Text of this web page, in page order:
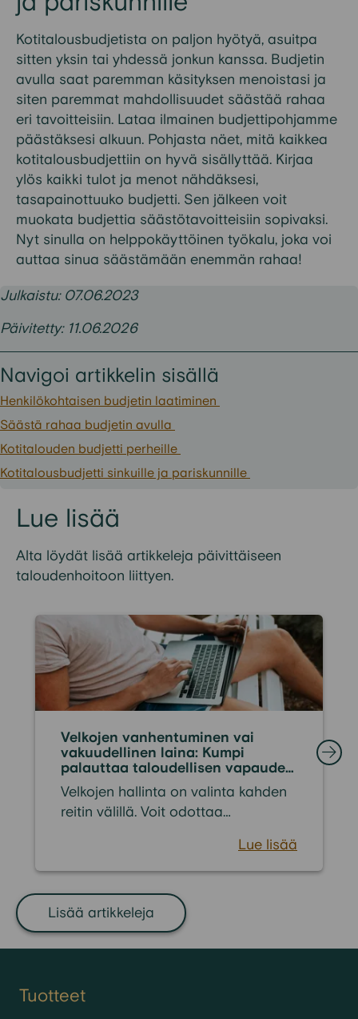
Kotitalousbudjetista on paljon hyötyä, asuitpa
sitten yksin tai yhdessä jonkun kanssa. Budjetin
avulla saat paremman käsityksen menoistasi ja
siten paremmat mahdollisuudet säästää rahaa
eri tavoitteisiin. Lataa ilmainen budjettipohjamme
päästäksesi alkuun. Pohjasta näet, mitä kaikkea
kotitalousbudjettiin on hyvä sisällyttää. Kirjaa
ylös kaikki tulot ja menot nähdäksesi,
tasapainottuuko budjetti. Sen jälkeen voit
muokata budjettia säästötavoitteisiin sopivaksi.
Nyt sinulla on helppokäyttöinen työkalu, joka voi
auttaa sinua säästämään enemmän rahaa!
Julkaistu: 07.06.2023
Päivitetty: 11.06.2026
Navigoi artikkelin sisällä
Henkilökohtaisen budjetin laatiminen
Säästä rahaa budjetin avulla
Kotitalouden budjetti perheille
Kotitalousbudjetti sinkuille ja pariskunnille
Lue lisää
Alta löydät lisää artikkeleja päivittäiseen
taloudenhoitoon liittyen.
Velkojen vanhentuminen vai
vakuudellinen laina: Kumpi
palauttaa taloudellisen vapauden
nopeammin?
Velkojen hallinta on valinta kahden
reitin välillä. Voit odottaa
aktiivista ratkaisua tilanteen
korjaamiseksi. Suomessa velkojen
lopullinen vanhentuminen kestää
yleensä 15-20 vuotta. Se on pitkä
aika elää ulosoton tai perinnän
piirissä ilman mahdollisuutta
Lue lisää
Lisää artikkeleja
Tuotteet